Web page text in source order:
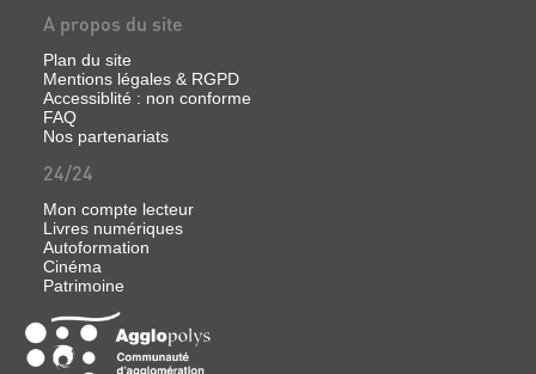
suédoise
histoires.
Mais
quand
elle
découvre
cadavre
aux
poignets
tranchés
de
son
amie
Alex
Wijkner,
nu
dans
une
A propos du site
Plan du site
Mentions légales & RGPD
Accessiblité : non conforme
FAQ
Nos partenariats
24/24
Mon compte lecteur
Livres numériques
Autoformation
Cinéma
Patrimoine